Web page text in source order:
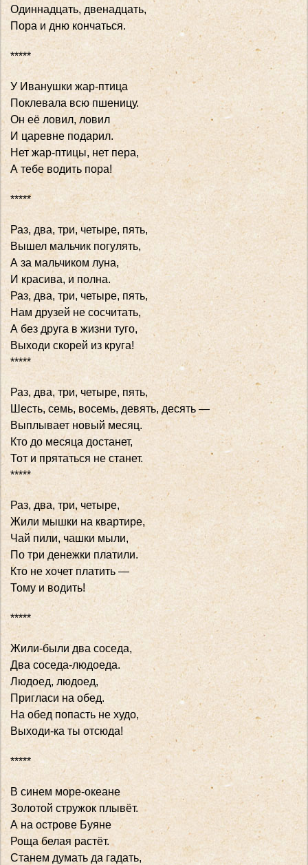
Одиннадцать, двенадцать,
Пора и дню кончаться.
*****
У Иванушки жар-птица
Поклевала всю пшеницу.
Он её ловил, ловил
И царевне подарил.
Нет жар-птицы, нет пера,
А тебе водить пора!
*****
Раз, два, три, четыре, пять,
Вышел мальчик погулять,
А за мальчиком луна,
И красива, и полна.
Раз, два, три, четыре, пять,
Нам друзей не сосчитать,
А без друга в жизни туго,
Выходи скорей из круга!
*****
Раз, два, три, четыре, пять,
Шесть, семь, восемь, девять, десять —
Выплывает новый месяц.
Кто до месяца достанет,
Тот и прятаться не станет.
*****
Раз, два, три, четыре,
Жили мышки на квартире,
Чай пили, чашки мыли,
По три денежки платили.
Кто не хочет платить —
Тому и водить!
*****
Жили-были два соседа,
Два соседа-людоеда.
Людоед, людоед,
Пригласи на обед.
На обед попасть не худо,
Выходи-ка ты отсюда!
*****
В синем море-океане
Золотой стружок плывёт.
А на острове Буяне
Роща белая растёт.
Станем думать да гадать,